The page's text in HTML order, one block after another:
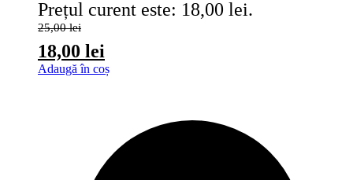
25,00lei
18,00 lei
Prețul curent este: 18,00 lei.
Adaugă în coș